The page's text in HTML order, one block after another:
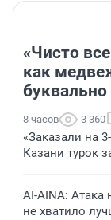
«Чисто
как
буквально
8 часов 3 360
«Заказали на
Казани турок
AI-AINA: Атака
не хватило